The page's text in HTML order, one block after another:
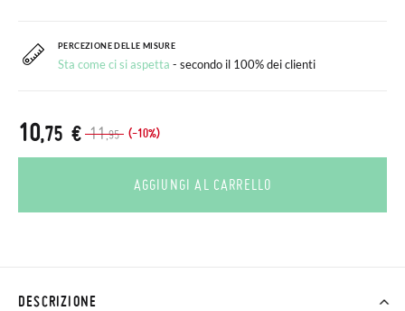
PERCEZIONE DELLE MISURE
Sta come ci si aspetta - secondo il 100% dei clienti
11,95 (-10%)
10,75 €
AGGIUNGI AL CARRELLO
DESCRIZIONE